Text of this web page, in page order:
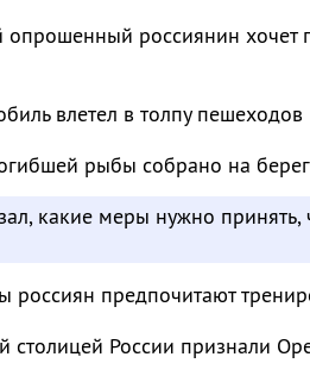
россиянин хочет
влетел в толпу пешеходов
рыбы собрано на
какие меры нужно
россиян предпочитают
столицей России признали